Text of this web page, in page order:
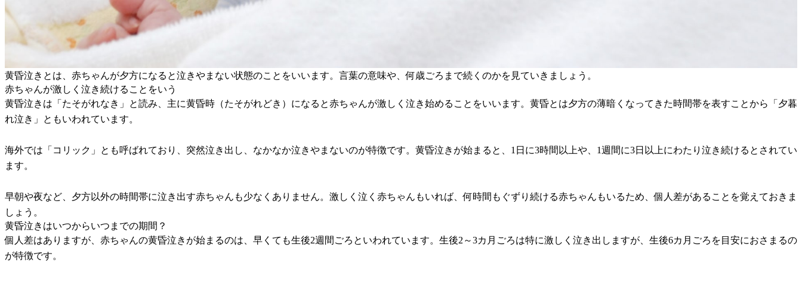
黄昏泣きとは、赤ちゃんが夕方になると泣きやまない状態のことをいいます。言葉の意味や、何歳ごろまで続くのかを見ていきましょう。
赤ちゃんが激しく泣き続けることをいう
黄昏泣きは「たそがれなき」と読み、主に黄昏時（たそがれどき）になると赤ちゃんが激しく泣き始めることをいいます。黄昏とは夕方の薄暗くなってきた時間帯を表すことから「夕暮
れ泣き」ともいわれています。
海外では「コリック」とも呼ばれており、突然泣き出し、なかなか泣きやまないのが特徴です。黄昏泣きが始まると、1日に3時間以上や、1週間に3日以上にわたり泣き続けるとされてい
ます。
早朝や夜など、夕方以外の時間帯に泣き出す赤ちゃんも少なくありません。激しく泣く赤ちゃんもいれば、何時間もぐずり続ける赤ちゃんもいるため、個人差があることを覚えておきま
しょう。
黄昏泣きはいつからいつまでの期間？
個人差はありますが、赤ちゃんの黄昏泣きが始まるのは、早くても生後2週間ごろといわれています。生後2～3カ月ごろは特に激しく泣き出しますが、生後6カ月ごろを目安におさまるの
が特徴です。